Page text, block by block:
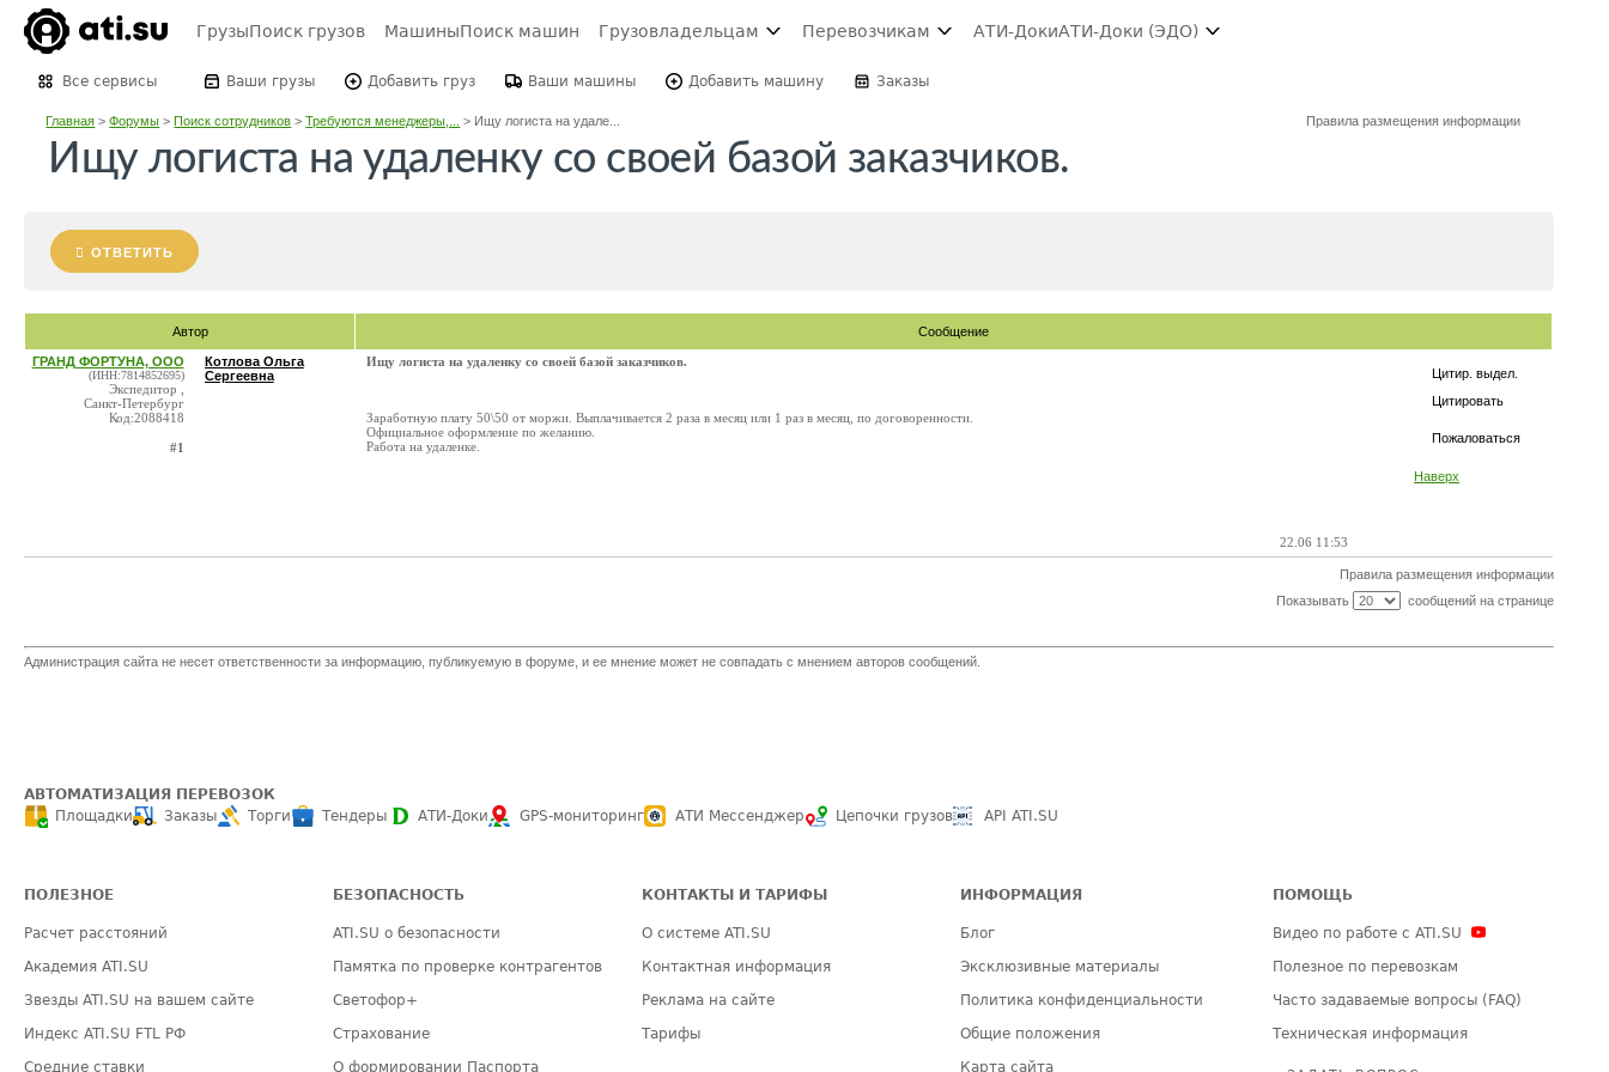
ГрузыПоиск грузов МашиныПоиск машин Грузовладельцам Перевозчикам АТИ-ДокиАТИ-Доки (ЭДО)
Все сервисы Ваши грузы Добавить груз Ваши машины Добавить машину Заказы
Главная >Форумы >Поиск сотрудников >Требуются менеджеры,... > Ищу логиста на удале... Правила размещения информации
Ищу логиста на удаленку со своей базой заказчиков.
ОТВЕТИТЬ
Автор Сообщение
Цитир. выдел.
Цитировать
Пожаловаться
Наверх
ГРАНД ФОРТУНА, ООО
(ИНН:7814852695)
Экспедитор ,
Санкт-Петербург
Код:2088418
#1
Котлова Ольга
Сергеевна
Ищу логиста на удаленку со своей базой заказчиков.
Заработную плату 50\50 от моржи. Выплачивается 2 раза в месяц или 1 раз в месяц, по договоренности.
Официальное оформление по желанию.
Работа на удаленке.
22.06 11:53
Правила размещения информации
Показывать
сообщений на странице
Администрация сайта не несет ответственности за информацию, публикуемую в форуме, и ее мнение может не совпадать с мнением авторов сообщений.
АВТОМАТИЗАЦИЯ ПЕРЕВОЗОК
Площадки
Заказы Торги Тендеры АТИ-Доки GPS-мониторинг АТИ Мессенджер Цепочки грузов API ATI.SU
ПОЛЕЗНОЕ
Расчет расстояний
Академия ATI.SU
Звезды ATI.SU на вашем сайте
Индекс ATI.SU FTL РФ
Средние ставки
БЕЗОПАСНОСТЬ
ATI.SU о безопасности
Памятка по проверке контрагентов
Светофор+
Страхование
О формировании Паспорта
КОНТАКТЫ И ТАРИФЫ
О системе ATI.SU
Контактная информация
Реклама на сайте
Тарифы
ИНФОРМАЦИЯ
Блог
Эксклюзивные материалы
Политика конфиденциальности
Общие положения
Карта сайта
ПОМОЩЬ
Видео по работе с ATI.SU
Полезное по перевозкам
Часто задаваемые вопросы (FAQ)
Техническая информация